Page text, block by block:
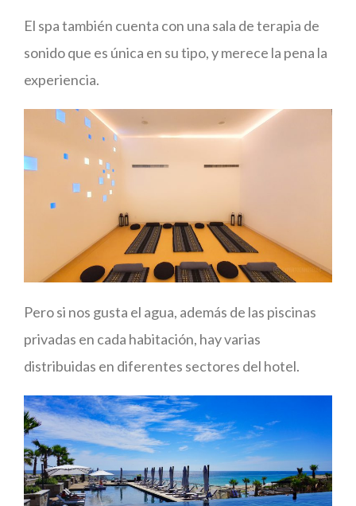
El spa también cuenta con una sala de terapia de
sonido que es única en su tipo, y merece la pena la
experiencia.
Pero si nos gusta el agua, además de las piscinas
privadas en cada habitación, hay varias
distribuidas en diferentes sectores del hotel.